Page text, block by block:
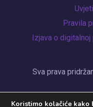
Izjava o
Sva prava
Koristimo kolačiće kako